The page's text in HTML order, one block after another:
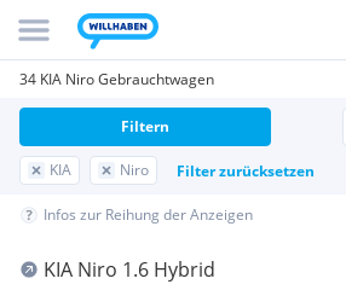
34 KIA Niro Gebrauchtwagen
KIA Niro Filter zurücksetzen
Filtern
Infos zur Reihung der Anzeigen
KIA Niro 1.6 Hybrid